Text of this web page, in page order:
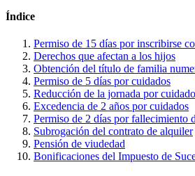
Índice
Permiso de 15 días por inscribirse
Derechos que afectan a los hijos
Obtención del título de familia
Permiso de 5 días por cuidados
Reducción de la jornada por
Excedencia de 2 años por cuidados
Permiso de 2 días por fallecimiento
Subrogación del contrato de alquiler
Pensión de viudedad
Bonificaciones del Impuesto de